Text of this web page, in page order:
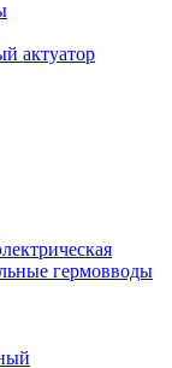
актуатор
гермовводы